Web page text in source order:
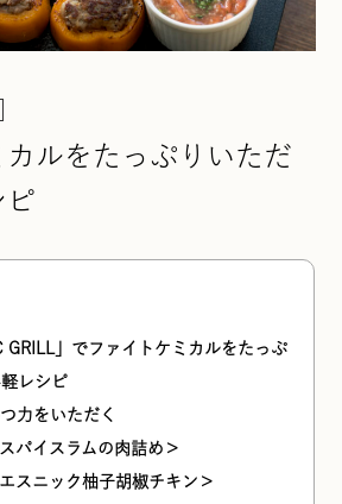
カルをたっぷりいただ
ピ
GRILL」でファイトケミカルをたっぷ
レシピ
力をいただく
パイスラムの肉詰め＞
スニック柚子胡椒チキン＞